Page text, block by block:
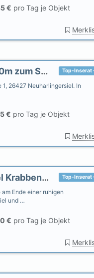
€ pro Tag je Objekt
Top-Inserat
Fewo Deichtraum, 2 Schlafzimmer, 50m zum Strand; ebenerdig
26427 Neuharlingersiel. In
€ pro Tag je Objekt
Top-Inserat
Ferienwohnung Meents Carolinensiel Krabbenpadd 4
Ende einer ruhigen
und …
€ pro Tag je Objekt